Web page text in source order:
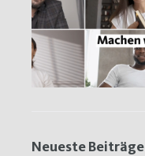
Neueste Beiträge